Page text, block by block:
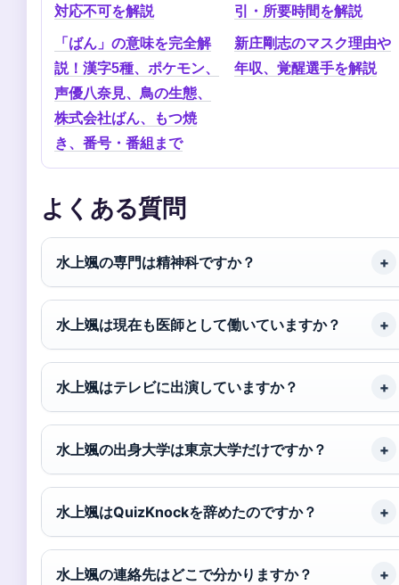
対応不可を解説 引・所要時間を解説
「ばん」の意味を完全解
説！漢字5種、ポケモン、
声優八奈見、鳥の生態、
株式会社ばん、もつ焼
き、番号・番組まで
新庄剛志のマスク理由や
年収、覚醒選手を解説
よくある質問
水上颯の専門は精神科ですか？
水上颯は現在も医師として働いていますか？
水上颯はテレビに出演していますか？
水上颯の出身大学は東京大学だけですか？
水上颯はQuizKnockを辞めたのですか？
水上颯の連絡先はどこで分かりますか？